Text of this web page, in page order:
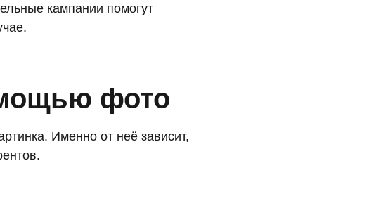
кампании помогут
фото
Именно от неё зависит,